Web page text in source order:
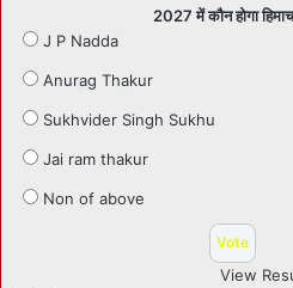
2027 में कौन होगा
J P Nadda
Anurag Thakur
Sukhvider Singh Sukhu
Jai ram thakur
Non of above
View